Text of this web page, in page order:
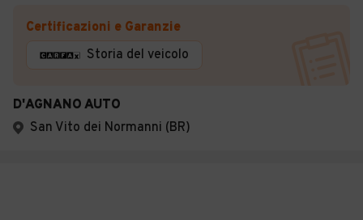
Certificazioni e Garanzie
Storia del veicolo
D'AGNANO AUTO
San Vito dei Normanni (BR)